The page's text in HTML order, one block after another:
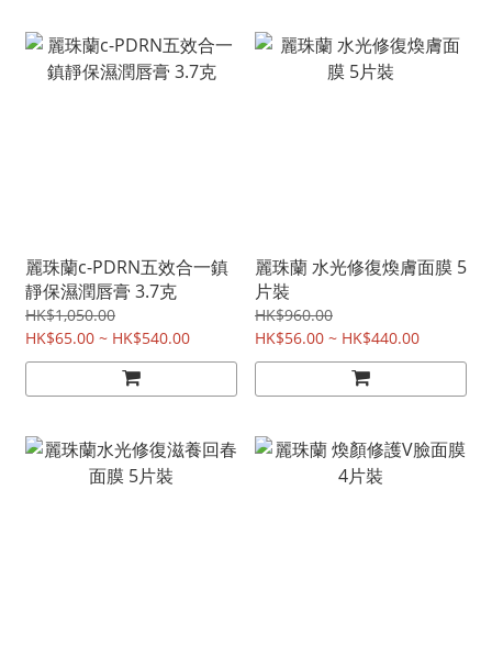
麗珠蘭c-PDRN五效合一鎮
靜保濕潤唇膏 3.7克
HK$1,050.00
HK$65.00 ~ HK$540.00
麗珠蘭 水光修復煥膚面膜 5
片裝
HK$960.00
HK$56.00 ~ HK$440.00